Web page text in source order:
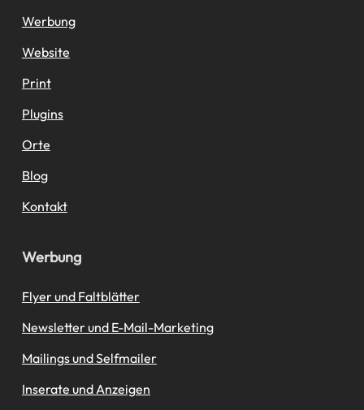
Werbung
Website
Print
Plugins
Orte
Blog
Kontakt
Werbung
Flyer und Faltblätter
Newsletter und E-Mail-Marketing
Mailings und Selfmailer
Inserate und Anzeigen